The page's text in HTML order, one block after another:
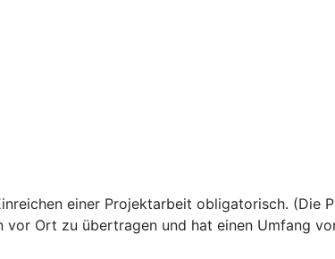
einer Projektarbeit obligatorisch. (Die
vor Ort zu übertragen und hat einen Umfang